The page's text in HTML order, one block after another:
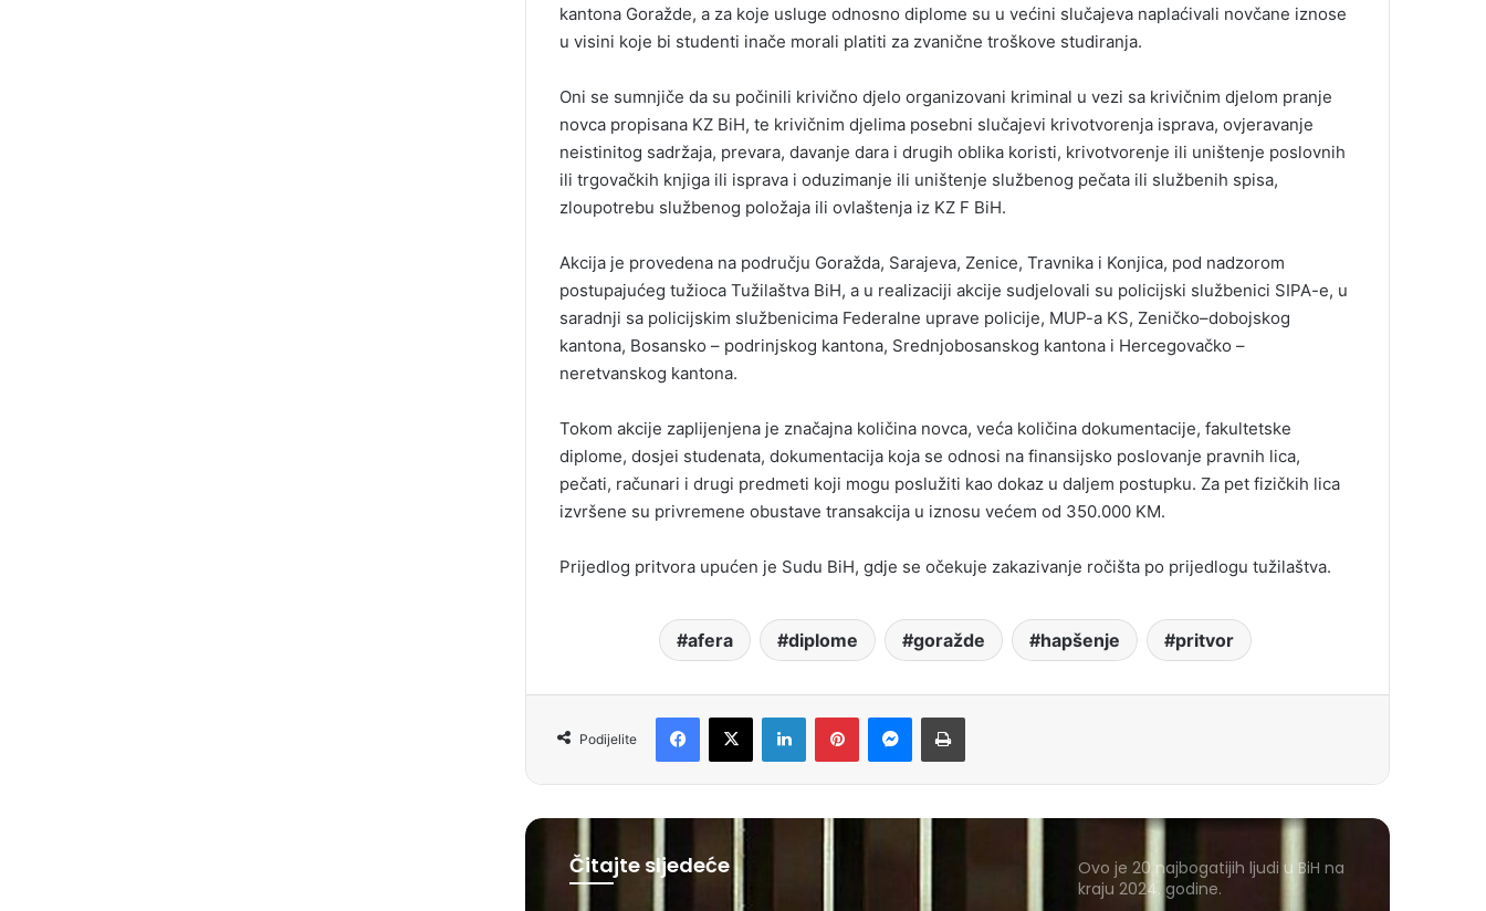
kantona Goražde, a za koje usluge odnosno diplome su u većini slučajeva naplaćivali novčane iznose
u visini koje bi studenti inače morali platiti za zvanične troškove studiranja.
Oni se sumnjiče da su počinili krivično djelo organizovani kriminal u vezi sa krivičnim djelom pranje
novca propisana KZ BiH, te krivičnim djelima posebni slučajevi krivotvorenja isprava, ovjeravanje
neistinitog sadržaja, prevara, davanje dara i drugih oblika koristi, krivotvorenje ili uništenje poslovnih
ili trgovačkih knjiga ili isprava i oduzimanje ili uništenje službenog pečata ili službenih spisa,
zloupotrebu službenog položaja ili ovlaštenja iz KZ F BiH.
Akcija je provedena na području Goražda, Sarajeva, Zenice, Travnika i Konjica, pod nadzorom
postupajućeg tužioca Tužilaštva BiH, a u realizaciji akcije sudjelovali su policijski službenici SIPA-e, u
saradnji sa policijskim službenicima Federalne uprave policije, MUP-a KS, Zeničko–dobojskog
kantona, Bosansko – podrinjskog kantona, Srednjobosanskog kantona i Hercegovačko –
neretvanskog kantona.
Tokom akcije zaplijenjena je značajna količina novca, veća količina dokumentacije, fakultetske
diplome, dosjei studenata, dokumentacija koja se odnosi na finansijsko poslovanje pravnih lica,
pečati, računari i drugi predmeti koji mogu poslužiti kao dokaz u daljem postupku. Za pet fizičkih lica
izvršene su privremene obustave transakcija u iznosu većem od 350.000 KM.
Prijedlog pritvora upućen je Sudu BiH, gdje se očekuje zakazivanje ročišta po prijedlogu tužilaštva.
afera diplome goražde hapšenje pritvor
Podijelite
Čitajte sljedeće
Ovo je 20 najbogatijih ljudi u BiH na
kraju 2024. godine.